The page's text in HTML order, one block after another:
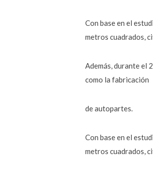
Con base en el
metros cuadrados,
Además, durante el
como la fabricación
de autopartes.
Con base en el
metros cuadrados,